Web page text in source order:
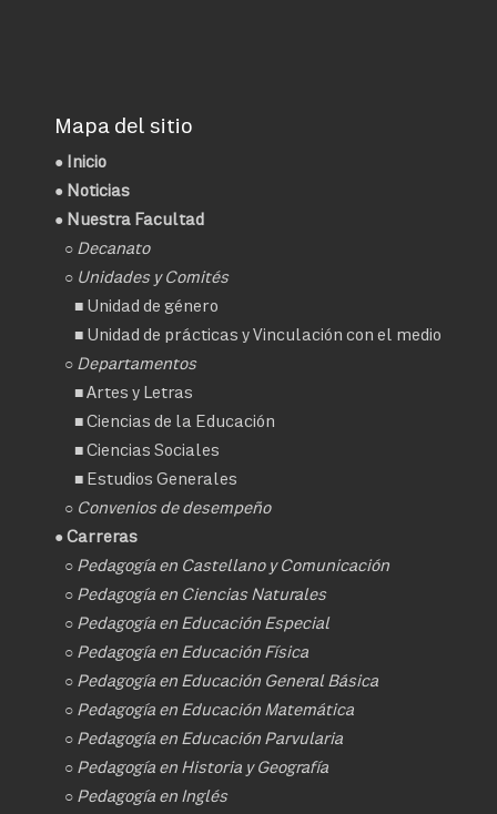
Mapa del sitio
● Inicio
● Noticias
● Nuestra Facultad
○ Decanato
○ Unidades y Comités
■ Unidad de género
■ Unidad de prácticas y Vinculación con el medio
○ Departamentos
■Artes y Letras
■Ciencias de la Educación
■Ciencias Sociales
■ Estudios Generales
○ Convenios de desempeño
● Carreras
○ Pedagogía en Castellano y Comunicación
○ Pedagogía en Ciencias Naturales
○ Pedagogía en Educación Especial
○ Pedagogía en Educación Física
○ Pedagogía en Educación General Básica
○ Pedagogía en Educación Matemática
○ Pedagogía en Educación Parvularia
○ Pedagogía en Historia y Geografía
○ Pedagogía en Inglés